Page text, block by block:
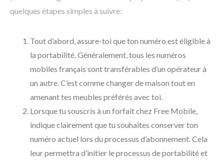
quelques étapes simples à suivre:
Tout d’abord, assure-toi que ton numéro est éligible à
la portabilité. Généralement, tous les numéros
mobiles français sont transférables d’un opérateur à
un autre. C’est comme changer de maison tout en
amenant tes meubles préférés avec toi.
Lorsque tu souscris à un forfait chez Free Mobile,
indique clairement que tu souhaites conserver ton
numéro actuel lors du processus d’abonnement. Cela
leur permettra d’initier le processus de portabilité et